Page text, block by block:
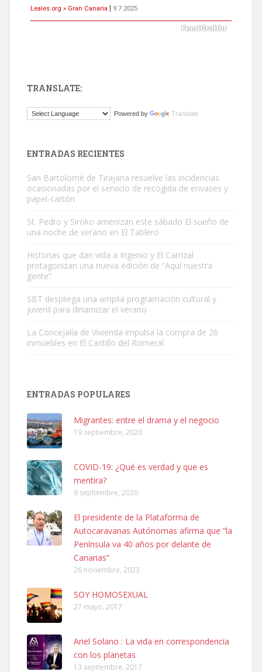
Leales.org » Gran Canaria
9.7.2025
El ayuntamiento se va a llevar a Los Gatos callejeros de la zona los
Este gato macho ha aparecido en la calle hace menos de un mes,
es muy manso y extremadamente cari...
Leales.org » Gran Canaria
Leales.org » Gran Canaria
SHIBA PERDIDO AVDA JOSE MESA Y LOPEZ
PERRO MACHO RAZA SHIBA CON MICROCHIP PERDIDO HOY
06/07/2025 ZONA MESA Y LOPEZ. ES MUY ASUSTADIZO
Leales.org » Gran Canaria
6.7.2025
Ninfa perdida
El día 5 se los perdió una ninfa papillera, asustada tiene miedo a la
TRANSLATE:
Powered by Translate
ENTRADAS RECIENTES
San Bartolomé de Tirajana resuelve las incidencias
ocasionadas por el servicio de recogida de envases y
papel-cartón
St. Pedro y Siroko amenizan este sábado El sueño de
una noche de verano en El Tablero
Historias que dan vida a Ingenio y El Carrizal
protagonizan una nueva edición de “Aquí nuestra
gente”
SBT despliega una amplia programación cultural y
juvenil para dinamizar el verano
La Concejalía de Vivienda impulsa la compra de 26
inmuebles en El Castillo del Romeral
ENTRADAS POPULARES
Migrantes: entre el drama y el negocio
19 septiembre, 2020
COVID-19: ¿Qué es verdad y que es
mentira?
6 septiembre, 2020
El presidente de la Plataforma de
Autocaravanas Autónomas afirma que “la
Península va 40 años por delante de
Canarias”
26 noviembre, 2023
SOY HOMOSEXUAL
27 mayo, 2017
Ariel Solano : La vida en correspondencia
con los planetas
13 septiembre, 2017